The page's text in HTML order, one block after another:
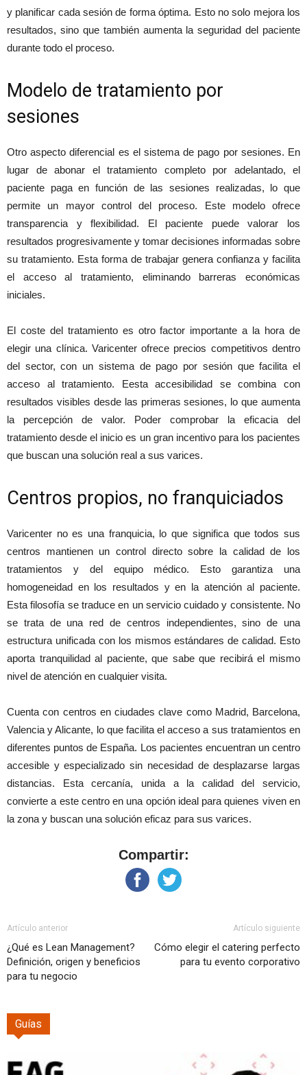
y planificar cada sesión de forma óptima. Esto no solo mejora los
resultados, sino que también aumenta la seguridad del paciente
durante todo el proceso.
Modelo de tratamiento por
sesiones
Otro aspecto diferencial es el sistema de pago por sesiones. En
lugar de abonar el tratamiento completo por adelantado, el
paciente paga en función de las sesiones realizadas, lo que
permite un mayor control del proceso. Este modelo ofrece
transparencia y flexibilidad. El paciente puede valorar los
resultados progresivamente y tomar decisiones informadas sobre
su tratamiento. Esta forma de trabajar genera confianza y facilita
el acceso al tratamiento, eliminando barreras económicas
iniciales.
El coste del tratamiento es otro factor importante a la hora de
elegir una clínica. Varicenter ofrece precios competitivos dentro
del sector, con un sistema de pago por sesión que facilita el
acceso al tratamiento. Eesta accesibilidad se combina con
resultados visibles desde las primeras sesiones, lo que aumenta
la percepción de valor. Poder comprobar la eficacia del
tratamiento desde el inicio es un gran incentivo para los pacientes
que buscan una solución real a sus varices.
Centros propios, no franquiciados
Varicenter no es una franquicia, lo que significa que todos sus
centros mantienen un control directo sobre la calidad de los
tratamientos y del equipo médico. Esto garantiza una
homogeneidad en los resultados y en la atención al paciente.
Esta filosofía se traduce en un servicio cuidado y consistente. No
se trata de una red de centros independientes, sino de una
estructura unificada con los mismos estándares de calidad. Esto
aporta tranquilidad al paciente, que sabe que recibirá el mismo
nivel de atención en cualquier visita.
Cuenta con centros en ciudades clave como Madrid, Barcelona,
Valencia y Alicante, lo que facilita el acceso a sus tratamientos en
diferentes puntos de España. Los pacientes encuentran un centro
accesible y especializado sin necesidad de desplazarse largas
distancias. Esta cercanía, unida a la calidad del servicio,
convierte a este centro en una opción ideal para quienes viven en
la zona y buscan una solución eficaz para sus varices.
Compartir:
Artículo anterior
¿Qué es Lean Management?
Definición, origen y beneficios
para tu negocio
Artículo siguiente
Cómo elegir el catering perfecto
para tu evento corporativo
Guías